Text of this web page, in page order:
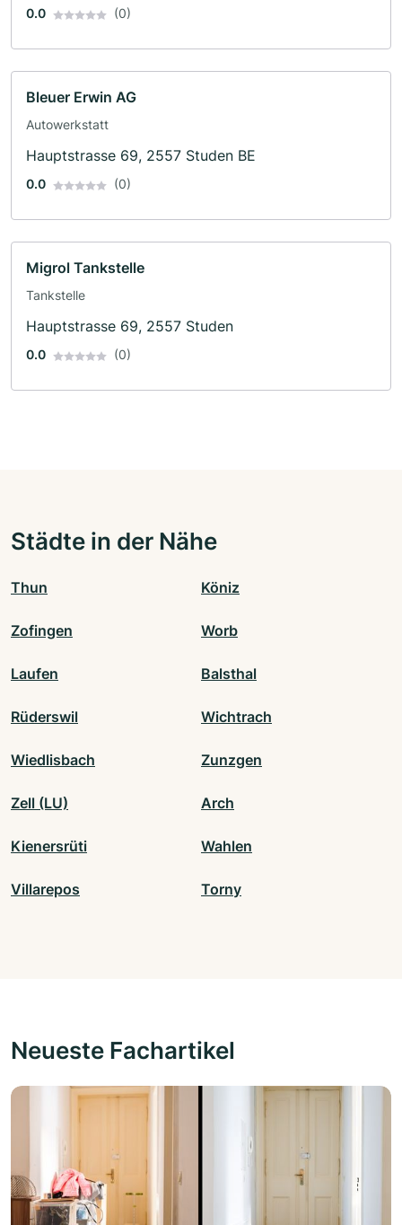
0.0 (0)
Bleuer Erwin AG
Autowerkstatt
Hauptstrasse 69, 2557 Studen BE
0.0 (0)
Migrol Tankstelle
Tankstelle
Hauptstrasse 69, 2557 Studen
0.0 (0)
Städte in der Nähe
Thun Köniz
Zofingen Worb
Laufen Balsthal
Rüderswil Wichtrach
Wiedlisbach Zunzgen
Zell (LU) Arch
Kienersrüti Wahlen
Villarepos Torny
Neueste Fachartikel